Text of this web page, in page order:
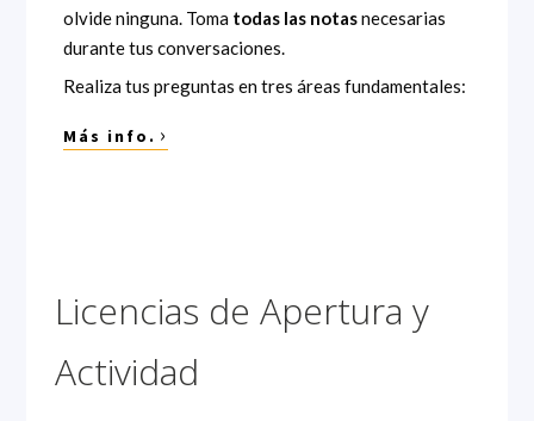
olvide ninguna. Toma todas las notasnecesarias
durante tus conversaciones.
Realiza tus preguntas en tres áreas fundamentales:
Más info. ›
Licencias de Apertura y
Actividad